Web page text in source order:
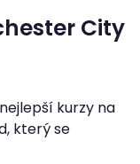
City
kurzy na
který se